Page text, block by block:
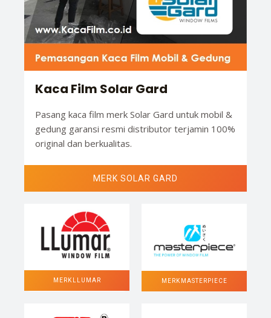
Kaca Film Solar Gard
Pasang kaca film merk Solar Gard untuk mobil &
gedung garansi resmi distributor terjamin 100%
original dan berkualitas.
MERK SOLAR GARD
MERK LLUMAR MERK MASTERPIECE